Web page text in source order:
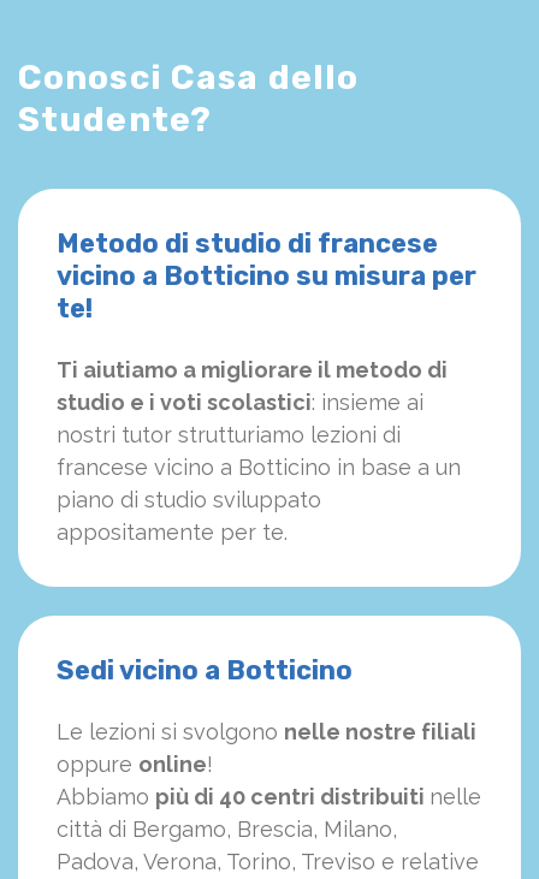
Conosci Casa dello
Studente?
Metodo di studio di francese
vicino a Botticino su misura per
te!
Ti aiutiamo a migliorare il metodo di
studio e i voti scolastici: insieme ai
nostri tutor strutturiamo lezioni di
francese vicino a Botticino in base a un
piano di studio sviluppato
appositamente per te.
Sedi vicino a Botticino
Le lezioni si svolgono nelle nostre filiali
oppure online!
Abbiamo più di 40 centri distribuiti nelle
città di Bergamo, Brescia, Milano,
Padova, Verona, Torino, Treviso e relative